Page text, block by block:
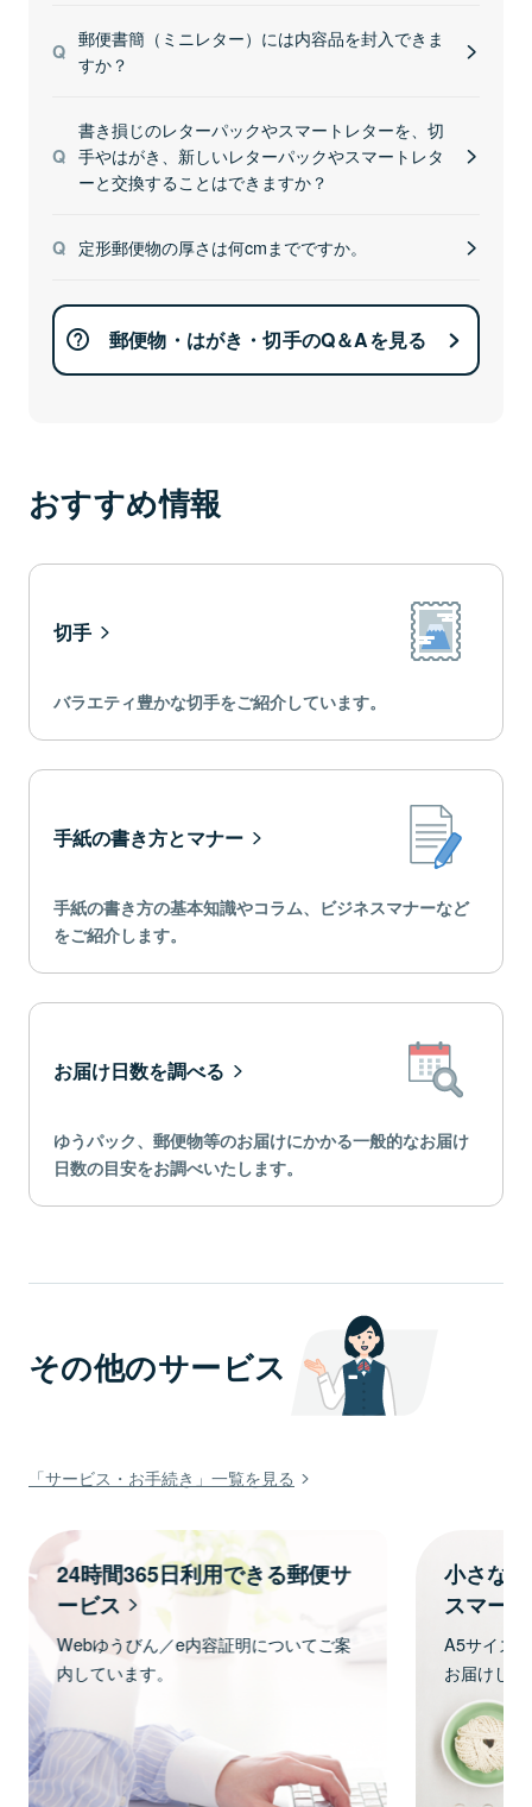
郵便書簡（ミニレター）には内容品を封入できま
すか？
書き損じのレターパックやスマートレターを、切
手やはがき、新しいレターパックやスマートレタ
ーと交換することはできますか？
定形郵便物の厚さは何cmまでですか。
郵便物・はがき・切手のQ＆Aを見る
おすすめ情報
切手
バラエティ豊かな切手をご紹介しています。
手紙の書き方とマナー
手紙の書き方の基本知識やコラム、ビジネスマナーなど
をご紹介します。
お届け日数を調べる
ゆうパック、郵便物等のお届けにかかる一般的なお届け
日数の目安をお調べいたします。
その他のサービス
「サービス・お手続き」一覧を見る
24時間365日利用できる郵便サ
ービス
Webゆうびん／e内容証明についてご案
内しています。
小さな
スマー
A5サイズ
お届けし